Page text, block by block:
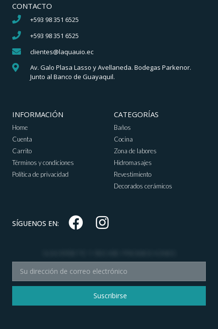
CONTACTO
+593 98 351 6525
+593 98 351 6525
clientes@laquauio.ec
Av. Galo Plasa Lasso y Avellaneda. Bodegas Parkenor.
Junto al Banco de Guayaquil.
INFORMACIÓN
Home
Cuenta
Carrito
Términos y condiciones
Política de privacidad
CATEGORÍAS
Baños
Cocina
Zona de labores
Hidromasajes
Revestimiento
Decorados cerámicos
SÍGUENOS EN:
Suscribirse